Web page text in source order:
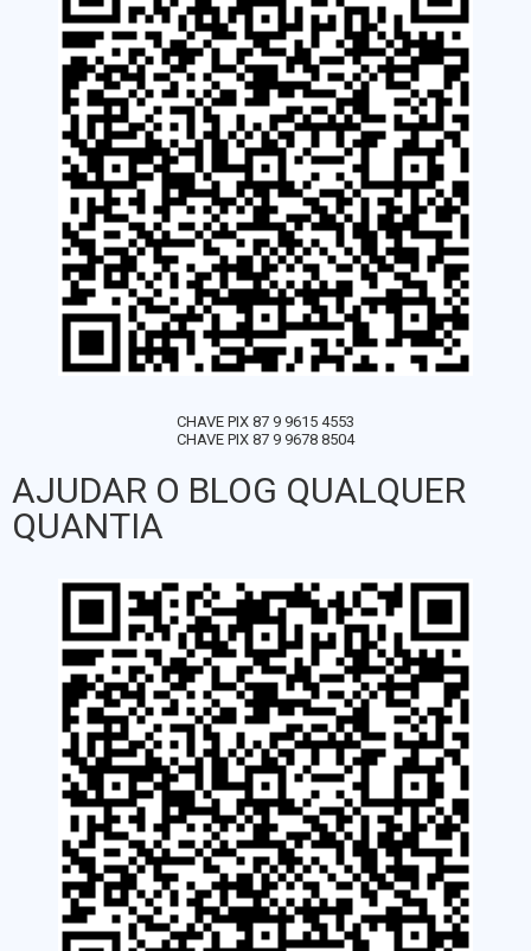
CHAVE PIX 87 9 9615 4553
CHAVE PIX 87 9 9678 8504
AJUDAR O BLOG QUALQUER
QUANTIA